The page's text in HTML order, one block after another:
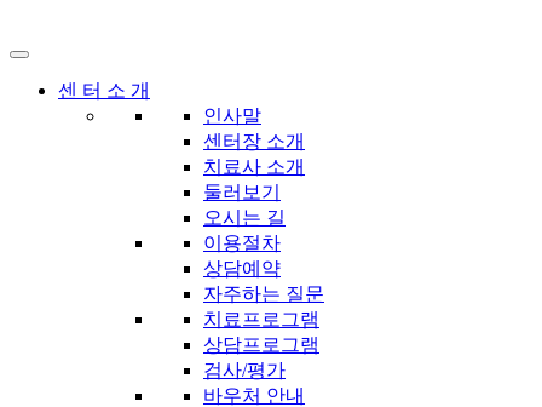
센 터 소 개
인사말
센터장 소개
치료사 소개
둘러보기
오시는 길
이용절차
상담예약
자주하는 질문
치료프로그램
상담프로그램
검사/평가
바우처 안내